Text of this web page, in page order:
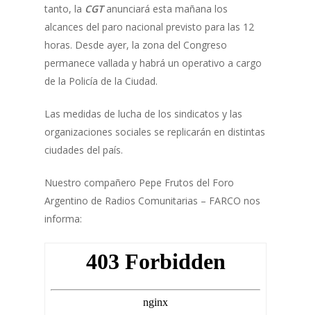
tanto, la CGTanunciará esta mañana los
alcances del paro nacional previsto para las 12
horas. Desde ayer, la zona del Congreso
permanece vallada y habrá un operativo a cargo
de la Policía de la Ciudad.
Las medidas de lucha de los sindicatos y las
organizaciones sociales se replicarán en distintas
ciudades del país.
Nuestro compañero Pepe Frutos del Foro
Argentino de Radios Comunitarias – FARCO nos
informa: